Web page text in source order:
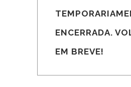
ENCERRADA.
EM BREVE!